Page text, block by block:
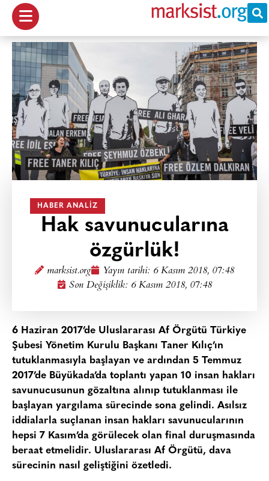
HABER ANALIZ
Hak savunucularına
özgürlük!
marksist.org Yayın tarihi: 6 Kasım 2018, 07:48
Son Değişiklik: 6 Kasım 2018, 07:48
6 Haziran 2017’de Uluslararası Af Örgütü Türkiye
Şubesi Yönetim Kurulu Başkanı Taner Kılıç’ın
tutuklanmasıyla başlayan ve ardından 5 Temmuz
2017’de Büyükada’da toplantı yapan 10 insan hakları
savunucusunun gözaltına alınıp tutuklanması ile
başlayan yargılama sürecinde sona gelindi. Asılsız
iddialarla suçlanan insan hakları savunucularının
hepsi 7 Kasım’da görülecek olan final duruşmasında
beraat etmelidir. Uluslararası Af Örgütü, dava
sürecinin nasıl geliştiğini özetledi.